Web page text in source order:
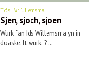
Ids Willemsma
Sjen, sjoch, sjoen
Wurk fan Ids Willemsma yn in
doaske. It wurk: ? ...